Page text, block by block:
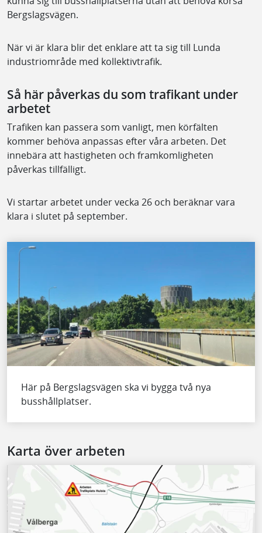
Bergslagsvägen.
När vi är klara blir det enklare att ta sig till Lunda
industriområde med kollektivtrafik.
Så här påverkas du som trafikant under
arbetet
Trafiken kan passera som vanligt, men körfälten
kommer behöva anpassas efter våra arbeten. Det
innebära att hastigheten och framkomligheten
påverkas tillfälligt.
Vi startar arbetet under vecka 26 och beräknar vara
klara i slutet på september.
Här på Bergslagsvägen ska vi bygga två nya
busshållplatser.
Karta över arbeten